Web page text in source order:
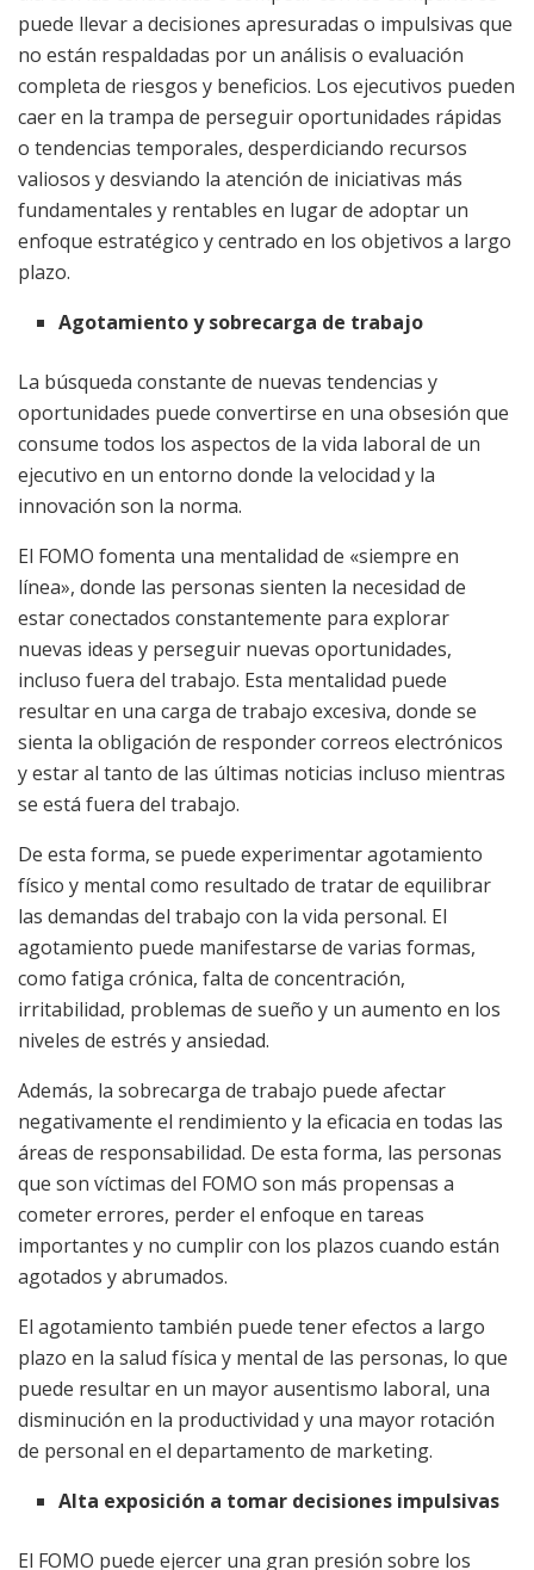
puede llevar a decisiones apresuradas o impulsivas que
no están respaldadas por un análisis o evaluación
completa de riesgos y beneficios. Los ejecutivos pueden
caer en la trampa de perseguir oportunidades rápidas
o tendencias temporales, desperdiciando recursos
valiosos y desviando la atención de iniciativas más
fundamentales y rentables en lugar de adoptar un
enfoque estratégico y centrado en los objetivos a largo
plazo.
Agotamiento y sobrecarga de trabajo
La búsqueda constante de nuevas tendencias y
oportunidades puede convertirse en una obsesión que
consume todos los aspectos de la vida laboral de un
ejecutivo en un entorno donde la velocidad y la
innovación son la norma.
El FOMO fomenta una mentalidad de «siempre en
línea», donde las personas sienten la necesidad de
estar conectados constantemente para explorar
nuevas ideas y perseguir nuevas oportunidades,
incluso fuera del trabajo. Esta mentalidad puede
resultar en una carga de trabajo excesiva, donde se
sienta la obligación de responder correos electrónicos
y estar al tanto de las últimas noticias incluso mientras
se está fuera del trabajo.
De esta forma, se puede experimentar agotamiento
físico y mental como resultado de tratar de equilibrar
las demandas del trabajo con la vida personal. El
agotamiento puede manifestarse de varias formas,
como fatiga crónica, falta de concentración,
irritabilidad, problemas de sueño y un aumento en los
niveles de estrés y ansiedad.
Además, la sobrecarga de trabajo puede afectar
negativamente el rendimiento y la eficacia en todas las
áreas de responsabilidad. De esta forma, las personas
que son víctimas del FOMO son más propensas a
cometer errores, perder el enfoque en tareas
importantes y no cumplir con los plazos cuando están
agotados y abrumados.
El agotamiento también puede tener efectos a largo
plazo en la salud física y mental de las personas, lo que
puede resultar en un mayor ausentismo laboral, una
disminución en la productividad y una mayor rotación
de personal en el departamento de marketing.
Alta exposición a tomar decisiones impulsivas
El FOMO puede ejercer una gran presión sobre los